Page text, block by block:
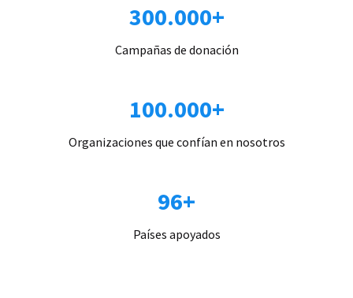
300.000+
Campañas de donación
100.000+
Organizaciones que confían en nosotros
96+
Países apoyados